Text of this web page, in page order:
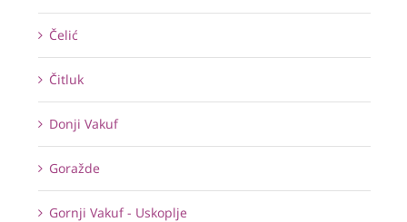
Čelić
Čitluk
Donji Vakuf
Goražde
Gornji Vakuf - Uskoplje